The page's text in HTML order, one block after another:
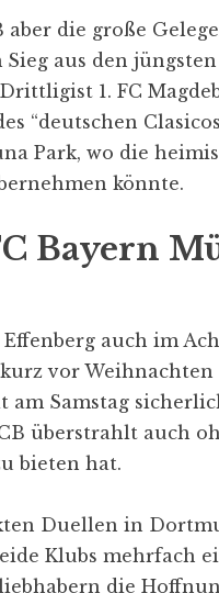
die große
aus den jüngsten
1. FC
“deutschen
Park, wo die
könnte.
Bayern
auch im
vor
Samstag
überstrahlt auch
bieten hat.
Duellen in
Klubs mehrfach
die